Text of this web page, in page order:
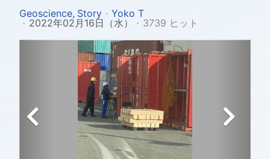
Geoscience Story
Yoko T
2022年02月16日（水）
3739 ヒット